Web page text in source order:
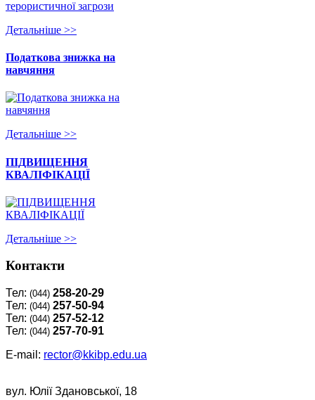
Детальнiше >>
Податкова знижка на
навчяння
Детальнiше >>
ПІДВИЩЕННЯ
КВАЛІФІКАЦІЇ
Детальнiше >>
Контакти
Тел: (044) 258-20-29
Тел: (044) 257-50-94
Тел: (044) 257-52-12
Тел: (044) 257-70-91
E-mail: rector@kkibp.edu.ua
вул. Юлії Здановської, 18